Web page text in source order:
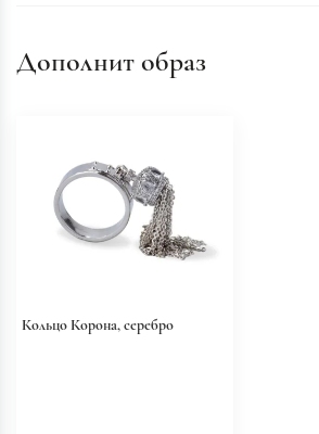
Дополнит образ
Кольцо Корона, серебро